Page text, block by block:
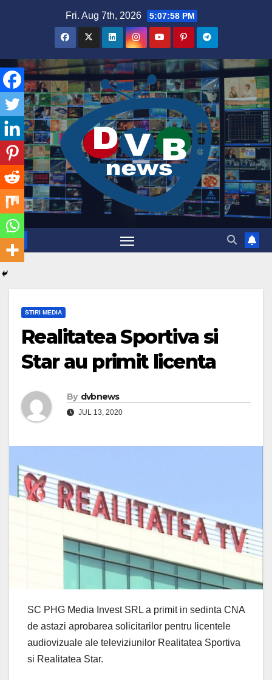
Fri. Aug 7th, 2026 5:07:59 PM
STIRI MEDIA
Realitatea Sportiva si
Star au primit licenta
By dvbnews
JUL 13, 2020
SC PHG Media Invest SRL a primit in sedinta CNA
de astazi aprobarea solicitarilor pentru licentele
audiovizuale ale televiziunilor Realitatea Sportiva
si Realitatea Star.